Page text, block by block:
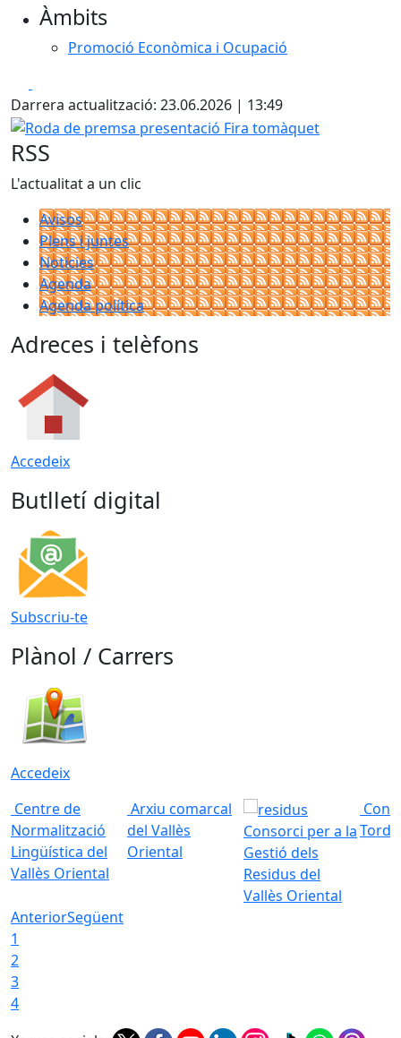
Àmbits
Promoció Econòmica i Ocupació
Darrera actualització: 23.06.2026 | 13:49
Roda de premsa presentació Fira tomàquet
RSS
L'actualitat a un clic
Avisos
Plens i juntes
Noticies
Agenda
Agenda política
Adreces i telèfons
Accedeix
Butlletí digital
Subscriu-te
Plànol / Carrers
Accedeix
Centre de
Normalització
Lingüística del
Vallès Oriental
Arxiu comarcal
del Vallès
Oriental
Consorci per a la
Gestió dels
Residus del
Vallès Oriental
AnteriorSegüent
1
2
3
4